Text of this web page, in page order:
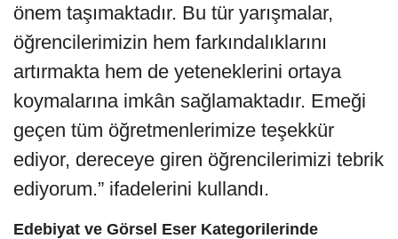
önem taşımaktadır. Bu tür yarışmalar,
öğrencilerimizin hem farkındalıklarını
artırmakta hem de yeteneklerini ortaya
koymalarına imkân sağlamaktadır. Emeği
geçen tüm öğretmenlerimize teşekkür
ediyor, dereceye giren öğrencilerimizi tebrik
ediyorum.” ifadelerini kullandı.
Edebiyat ve Görsel Eser Kategorilerinde